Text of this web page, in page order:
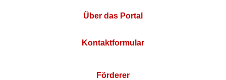
Über das Portal
Kontaktformular
Förderer